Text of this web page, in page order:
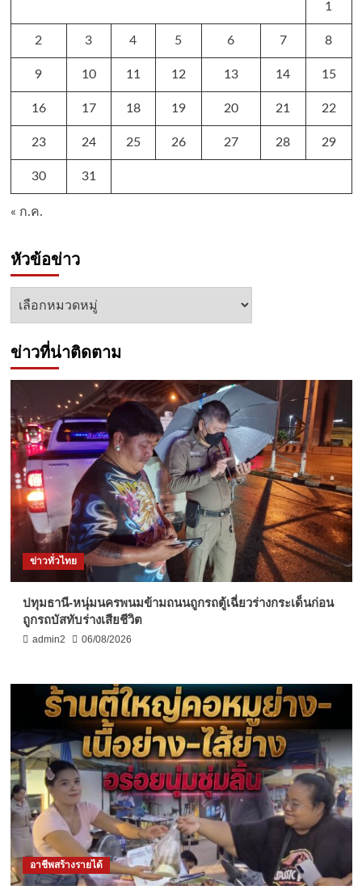
1
2 3 4 5 6 7 8
9 10 11 12 13 14 15
16 17 18 19 20 21 22
23 24 25 26 27 28 29
30 31
« ก.ค.
หัวข้อข่าว
หัวข้อ
ข่าวที่น่าติดตาม
ข่าวทั่วไทย
ปทุมธานี-หนุ่มนครพนมข้ามถนนถูกรถตู้เฉี่ยวร่างกระเด็นก่อน
ถูกรถบัสทับร่างเสียชีวิต
admin2 06/08/2026
อาชีพสร้างรายได้